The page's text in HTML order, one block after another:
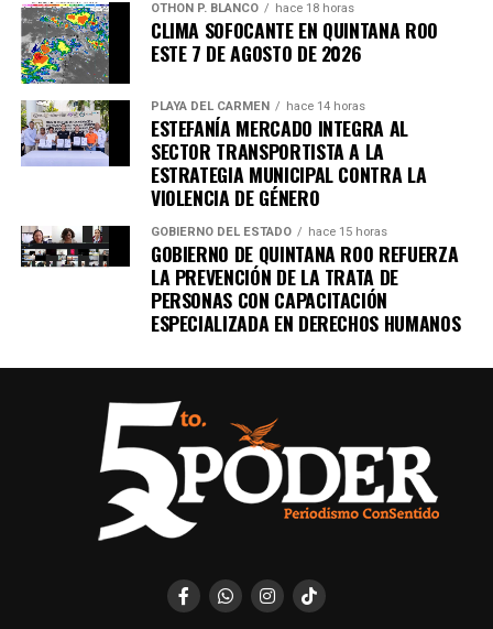
Recibe las noticias al instante
Quinto Poder y recibe las noticias más
importantes de Quintana Roo directamente
en tu teléfono.
OTHON P. BLANCO hace 18 horas
CLIMA SOFOCANTE EN QUINTANA ROO
ESTE 7 DE AGOSTO DE 2026
PLAYA DEL CARMEN hace 14 horas
ESTEFANÍA MERCADO INTEGRA AL
SECTOR TRANSPORTISTA A LA
ESTRATEGIA MUNICIPAL CONTRA LA
VIOLENCIA DE GÉNERO
GOBIERNO DEL ESTADO hace 15 horas
GOBIERNO DE QUINTANA ROO REFUERZA
LA PREVENCIÓN DE LA TRATA DE
PERSONAS CON CAPACITACIÓN
ESPECIALIZADA EN DERECHOS HUMANOS